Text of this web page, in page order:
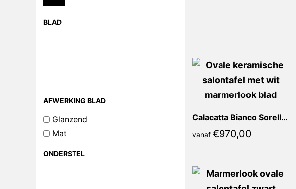
Calacatta Bianco Sorella Ovaal
vanaf €970,00
BLAD
AFWERKING BLAD
Glanzend
Mat
ONDERSTEL